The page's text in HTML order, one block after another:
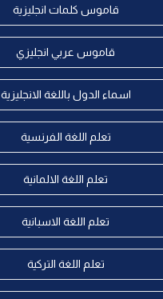
قاموس كلمات انجليزية
قاموس عربي انجليزي
اسماء الدول باللغة الانجليزية
تعلم اللغة الفرنسية
تعلم اللغة الالمانية
تعلم اللغة الاسبانية
تعلم اللغة التركية